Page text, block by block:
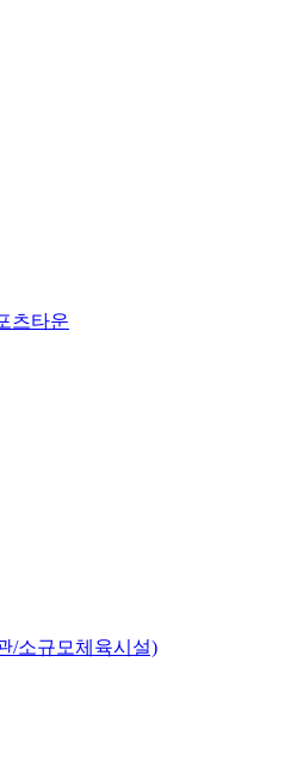
츠타운
/소규모체육시설)